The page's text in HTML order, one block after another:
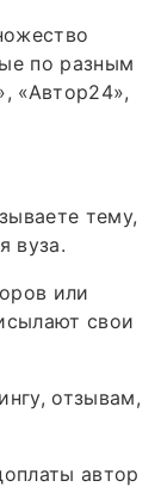
по разным
«Автор24»,
тему,
вуза.
или
свои
отзывам,
автор